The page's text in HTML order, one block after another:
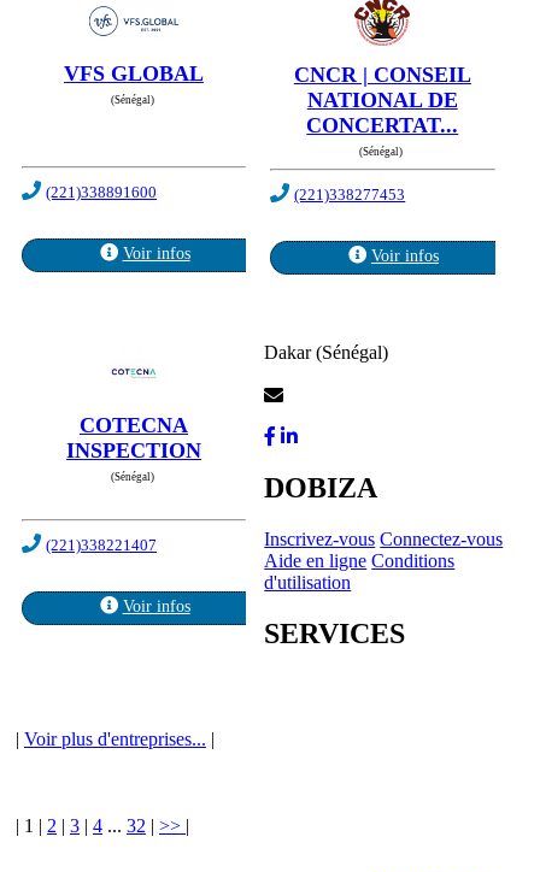
VFS GLOBAL
(Sénégal)
(221)338891600
Voir infos
CNCR | CONSEIL
NATIONAL DE
CONCERTAT...
(Sénégal)
(221)338277453
Voir infos
COTECNA
INSPECTION
(Sénégal)
(221)338221407
Voir infos
Voir plus d'entreprises...
1 2 3 4 ... 32 >>
Dakar (Sénégal)
DOBIZA
Inscrivez-vous Connectez-vous
Aide en ligne Conditions
d'utilisation
SERVICES